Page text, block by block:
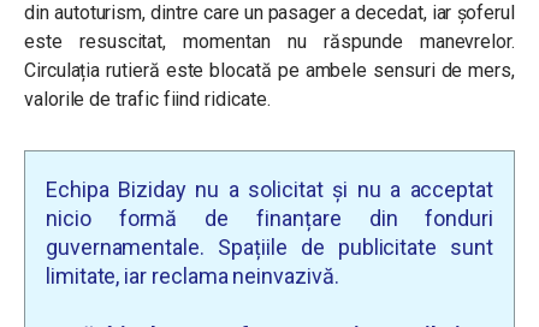
din autoturism, dintre care un pasager a decedat, iar șoferul
este resuscitat, momentan nu răspunde manevrelor.
Circulația rutieră este blocată pe ambele sensuri de mers,
valorile de trafic fiind ridicate.
Echipa Biziday nu a solicitat și nu a acceptat
nicio formă de finanțare din fonduri
guvernamentale. Spațiile de publicitate sunt
limitate, iar reclama neinvazivă.